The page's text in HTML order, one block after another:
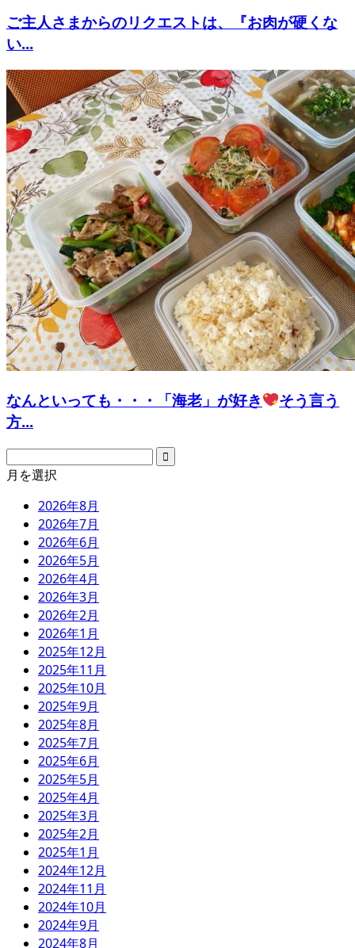
ご主人さまからのリクエストは、『お肉が硬くな
い...
なんといっても・・・「海老」が好き
そう言う
方...
月を選択
2026年8月
2026年7月
2026年6月
2026年5月
2026年4月
2026年3月
2026年2月
2026年1月
2025年12月
2025年11月
2025年10月
2025年9月
2025年8月
2025年7月
2025年6月
2025年5月
2025年4月
2025年3月
2025年2月
2025年1月
2024年12月
2024年11月
2024年10月
2024年9月
2024年8月